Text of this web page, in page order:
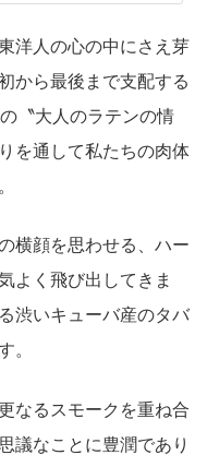
洋人の心の中にさえ芽
から最後まで支配する
〝大人のラテンの情
を通して私たちの肉体
横顔を思わせる、ハー
よく飛び出してきま
渋いキューバ産のタバ
。
なるスモークを重ね合
議なことに豊潤であり